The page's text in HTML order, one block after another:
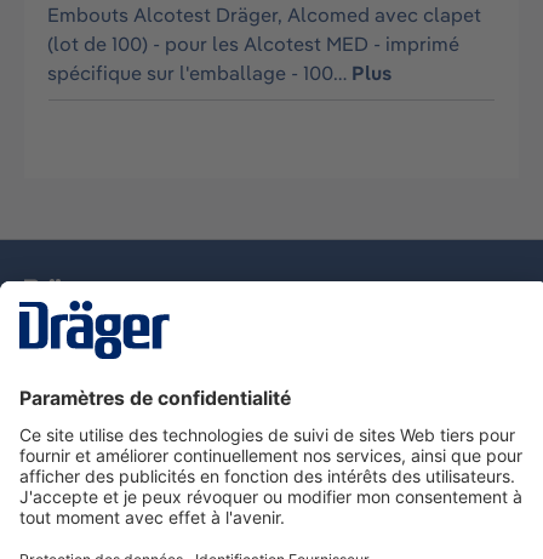
Embouts Alcotest Dräger, Alcomed avec clapet
(lot de 100) - pour les Alcotest MED - imprimé
spécifique sur l'emballage - 100… Plus
Nous contacter
Service de e-commande Dräger
Informations sur les produits